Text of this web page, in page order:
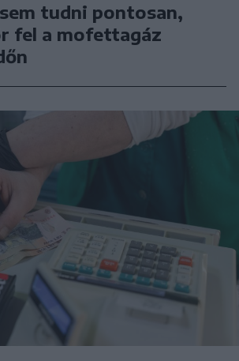
tudni pontosan,
fel a mofettagáz